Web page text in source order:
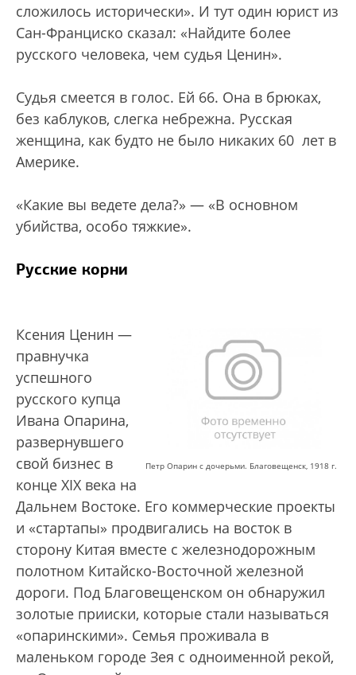
сложилось исторически». И тут один юрист из
Сан-Франциско сказал: «Найдите более
русского человека, чем судья Ценин».
Судья смеется в голос. Ей 66. Она в брюках,
без каблуков, слегка небрежна. Русская
женщина, как будто не было никаких 60 лет в
Америке.
«Какие вы ведете дела?» — «В основном
убийства, особо тяжкие».
Русские корни
Петр Опарин с дочерьми. Благовещенск, 1918 г.
Ксения Ценин —
правнучка
успешного
русского купца
Ивана Опарина,
развернувшего
свой бизнес в
конце XIX века на
Дальнем Востоке. Его коммерческие проекты
и «стартапы» продвигались на восток в
сторону Китая вместе с железнодорожным
полотном Китайско-Восточной железной
дороги. Под Благовещенском он обнаружил
золотые прииски, которые стали называться
«опаринскими». Семья проживала в
маленьком городе Зея с одноименной рекой,